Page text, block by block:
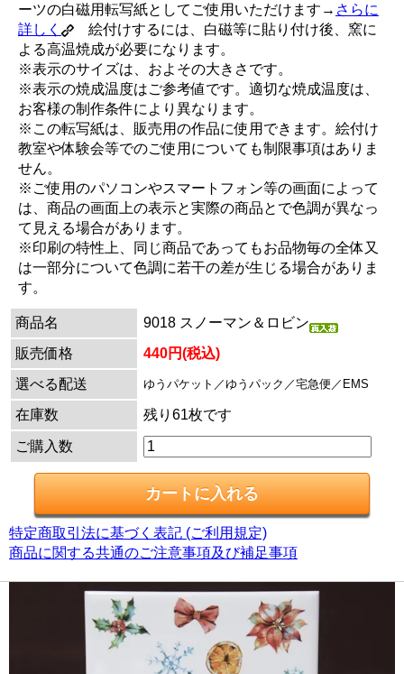
ーツの白磁用転写紙としてご使用いただけます→ さらに
詳しく
絵付けするには、白磁等に貼り付け後、窯に
よる高温焼成が必要になります。
※表示のサイズは、およその大きさです。
※表示の焼成温度はご参考値です。適切な焼成温度は、
お客様の制作条件により異なります。
※この転写紙は、販売用の作品に使用できます。絵付け
教室や体験会等でのご使用についても制限事項はありま
せん。
※ご使用のパソコンやスマートフォン等の画面によって
は、商品の画面上の表示と実際の商品とで色調が異なっ
て見える場合があります。
※印刷の特性上、同じ商品であってもお品物毎の全体又
は一部分について色調に若干の差が生じる場合がありま
す。
商品名
9018 スノーマン＆ロビン
販売価格
440円(税込)
選べる配送
ゆうパケット／ゆうパック／宅急便／EMS
在庫数 残り61枚です
ご購入数
特定商取引法に基づく表記 (ご利用規定)
商品に関する共通のご注意事項及び補足事項